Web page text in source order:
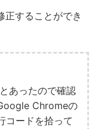
正することができ
あったので確認
Chromeの
コードを拾って